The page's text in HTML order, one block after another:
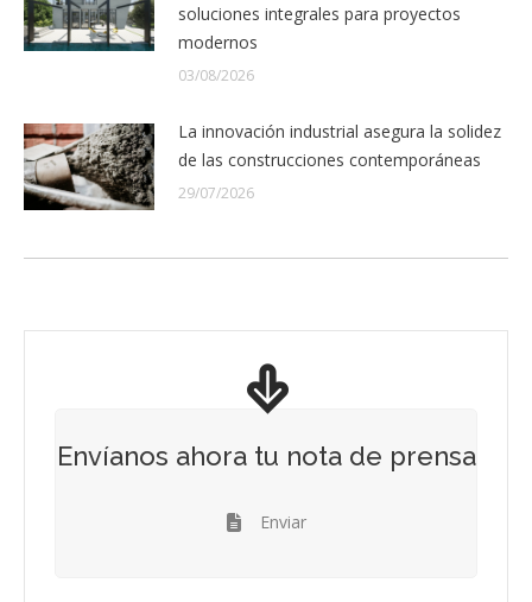
soluciones integrales para proyectos
modernos
03/08/2026
La innovación industrial asegura la solidez
de las construcciones contemporáneas
29/07/2026
Envíanos ahora tu nota de prensa
Enviar